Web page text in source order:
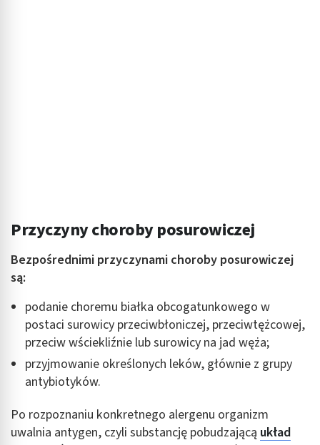
Przyczyny choroby posurowiczej
Bezpośrednimi przyczynami choroby posurowiczej
są:
podanie choremu białka obcogatunkowego w
postaci surowicy przeciwbłoniczej, przeciwtężcowej,
przeciw wściekliźnie lub surowicy na jad węża;
przyjmowanie określonych leków, głównie z grupy
antybiotyków.
Po rozpoznaniu konkretnego alergenu organizm
uwalnia antygen, czyli substancję pobudzającą układ